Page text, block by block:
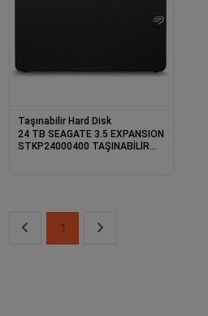
Taşınabilir Hard Disk
24 TB SEAGATE 3.5 EXPANSION
STKP24000400 TAŞINABİLİR
1